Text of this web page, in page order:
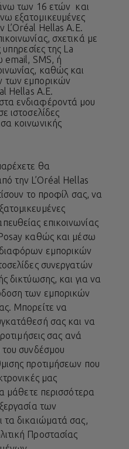
των 16 ετών και
εξατομικευμένες
L’Oréal Hellas A.E.
σχετικά με
υπηρεσίες της La
email, SMS, ή
καθώς και
των εμπορικών
Hellas A.E.
ενδιαφέροντά μου
ιστοσελίδες
κοινωνικής
θα
την L’Oréal Hellas
το προφίλ σας, να
επικοινωνίας
καθώς και μέσω
εμπορικών
συνεργατών
δικτύωσης, και για να
των εμπορικών
Μπορείτε να
σας και να
σας ανά
συνδέσμου
προτιμήσεων που
μας
μάθετε περισσότερα
των
τα δικαιώματά σας,
Προστασίας